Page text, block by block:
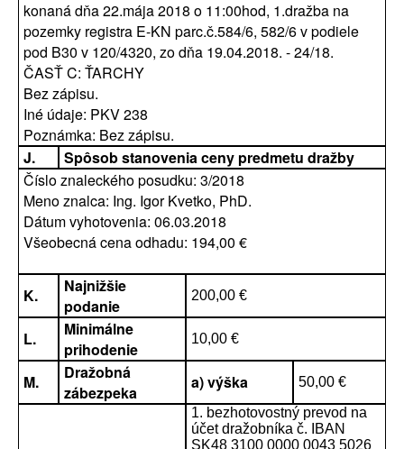
konaná dňa 22.mája 2018 o 11:00hod, 1.dražba na
pozemky registra E-KN parc.č.584/6, 582/6 v podiele
pod B30 v 120/4320, zo dňa 19.04.2018. - 24/18.
ČASŤ C: ŤARCHY
Bez zápisu.
Iné údaje: PKV 238
Poznámka: Bez zápisu.
J.
Spôsob stanovenia ceny predmetu dražby
Číslo znaleckého posudku: 3/2018
Meno znalca: Ing. Igor Kvetko, PhD.
Dátum vyhotovenia: 06.03.2018
Všeobecná cena odhadu: 194,00 €
K.
Najnižšie
podanie
200,00 €
L.
Minimálne
prihodenie
10,00 €
M.
Dražobná
zábezpeka
a) výška
50,00 €
1. bezhotovostný prevod na
účet dražobníka č. IBAN
SK48 3100 0000 0043 5026